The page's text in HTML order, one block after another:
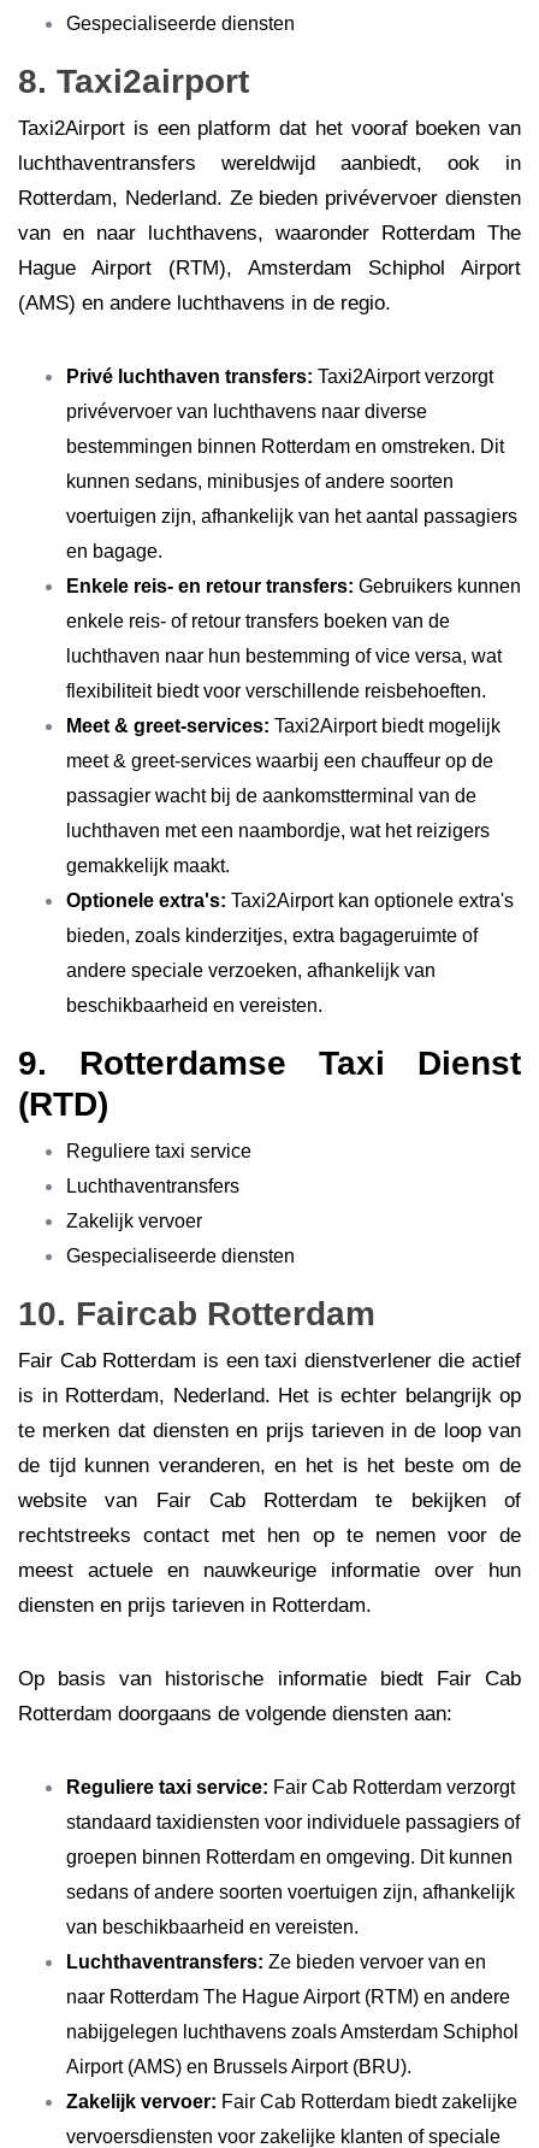
Gespecialiseerde diensten
8. Taxi2airport
Taxi2Airport is een platform dat het vooraf boeken van
luchthaventransfers wereldwijd aanbiedt, ook in
Rotterdam, Nederland. Ze bieden privévervoer diensten
van en naar luchthavens, waaronder Rotterdam The
Hague Airport (RTM), Amsterdam Schiphol Airport
(AMS) en andere luchthavens in de regio.
Privé luchthaven transfers: Taxi2Airport verzorgt
privévervoer van luchthavens naar diverse
bestemmingen binnen Rotterdam en omstreken. Dit
kunnen sedans, minibusjes of andere soorten
voertuigen zijn, afhankelijk van het aantal passagiers
en bagage.
Enkele reis- en retour transfers: Gebruikers kunnen
enkele reis- of retour transfers boeken van de
luchthaven naar hun bestemming of vice versa, wat
flexibiliteit biedt voor verschillende reisbehoeften.
Meet & greet-services: Taxi2Airport biedt mogelijk
meet & greet-services waarbij een chauffeur op de
passagier wacht bij de aankomstterminal van de
luchthaven met een naambordje, wat het reizigers
gemakkelijk maakt.
Optionele extra's: Taxi2Airport kan optionele extra's
bieden, zoals kinderzitjes, extra bagageruimte of
andere speciale verzoeken, afhankelijk van
beschikbaarheid en vereisten.
9. Rotterdamse Taxi Dienst
(RTD)
Reguliere taxi service
Luchthaventransfers
Zakelijk vervoer
Gespecialiseerde diensten
10. Faircab Rotterdam
Fair Cab Rotterdam is een taxi dienstverlener die actief
is in Rotterdam, Nederland. Het is echter belangrijk op
te merken dat diensten en prijs tarieven in de loop van
de tijd kunnen veranderen, en het is het beste om de
website van Fair Cab Rotterdam te bekijken of
rechtstreeks contact met hen op te nemen voor de
meest actuele en nauwkeurige informatie over hun
diensten en prijs tarieven in Rotterdam.
Op basis van historische informatie biedt Fair Cab
Rotterdam doorgaans de volgende diensten aan:
Reguliere taxi service: Fair Cab Rotterdam verzorgt
standaard taxidiensten voor individuele passagiers of
groepen binnen Rotterdam en omgeving. Dit kunnen
sedans of andere soorten voertuigen zijn, afhankelijk
van beschikbaarheid en vereisten.
Luchthaventransfers: Ze bieden vervoer van en
naar Rotterdam The Hague Airport (RTM) en andere
nabijgelegen luchthavens zoals Amsterdam Schiphol
Airport (AMS) en Brussels Airport (BRU).
Zakelijk vervoer: Fair Cab Rotterdam biedt zakelijke
vervoersdiensten voor zakelijke klanten of speciale